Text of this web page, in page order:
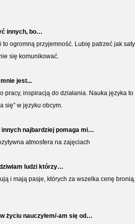
innych, bo…
to ogromną przyjemność. Lubię patrzeć jak
się komunikować.
jest...
pracy, inspiracją do działania. Nauka języka
się” w języku obcym.
innych najbardziej pomaga mi…
atmosfera na zajęciach
ludzi którzy…
i mają pasje, których za wszelka cenę
życiu nauczyłem/-am się od…